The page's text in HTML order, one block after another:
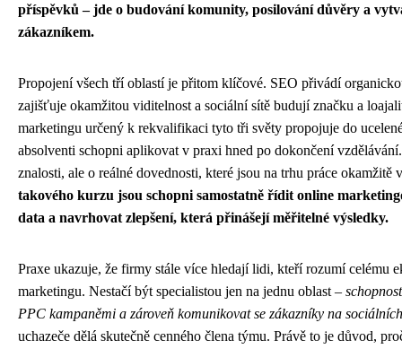
příspěvků – jde o budování komunity, posilování důvěry a
zákazníkem.
Propojení všech tří oblastí je přitom klíčové. SEO přivádí
zajišťuje okamžitou viditelnost a sociální sítě budují značku a
marketingu určený k rekvalifikaci tyto tři světy propojuje do
absolventi schopni aplikovat v praxi hned po dokončení
znalosti, ale o reálné dovednosti, které jsou na trhu práce okamžitě
takového kurzu jsou schopni samostatně řídit online
data a navrhovat zlepšení, která přinášejí měřitelné výsledky.
Praxe ukazuje, že firmy stále více hledají lidi, kteří rozumí celému
marketingu. Nestačí být specialistou jen na jednu oblast –
PPC kampaněmi a zároveň komunikovat se zákazníky na
uchazeče dělá skutečně cenného člena týmu. Právě to je důvod,